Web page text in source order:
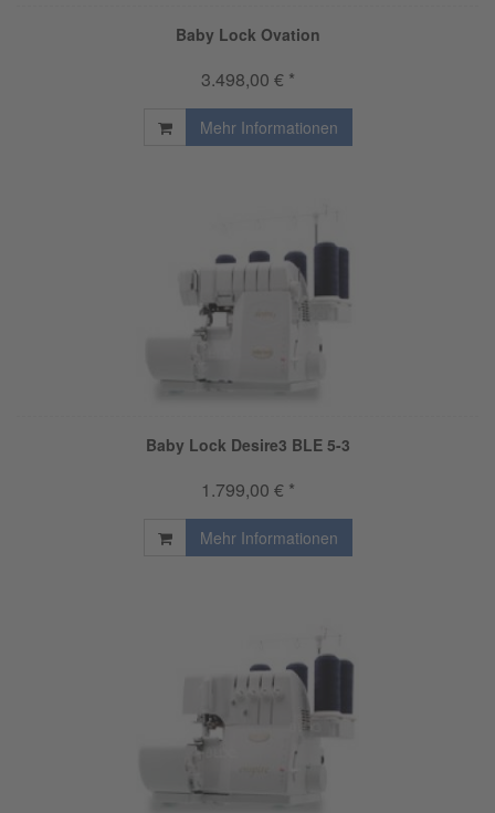
Baby Lock Ovation
3.498,00 € *
Mehr Informationen
Baby Lock Desire3 BLE 5-3
1.799,00 € *
Mehr Informationen